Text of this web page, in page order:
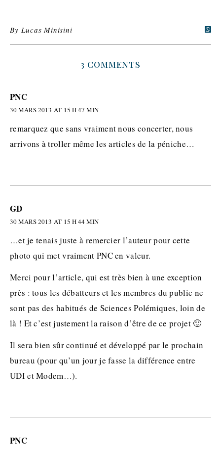
By Lucas Minisini
3 COMMENTS
PNC
30 MARS 2013 AT 15 H 47 MIN
remarquez que sans vraiment nous concerter, nous
arrivons à troller même les articles de la péniche…
GD
30 MARS 2013 AT 15 H 44 MIN
…et je tenais juste à remercier l’auteur pour cette
photo qui met vraiment PNC en valeur.
Merci pour l’article, qui est très bien à une exception
près : tous les débatteurs et les membres du public ne
sont pas des habitués de Sciences Polémiques, loin de
là ! Et c’est justement la raison d’être de ce projet 🙂
Il sera bien sûr continué et développé par le prochain
bureau (pour qu’un jour je fasse la différence entre
UDI et Modem…).
PNC